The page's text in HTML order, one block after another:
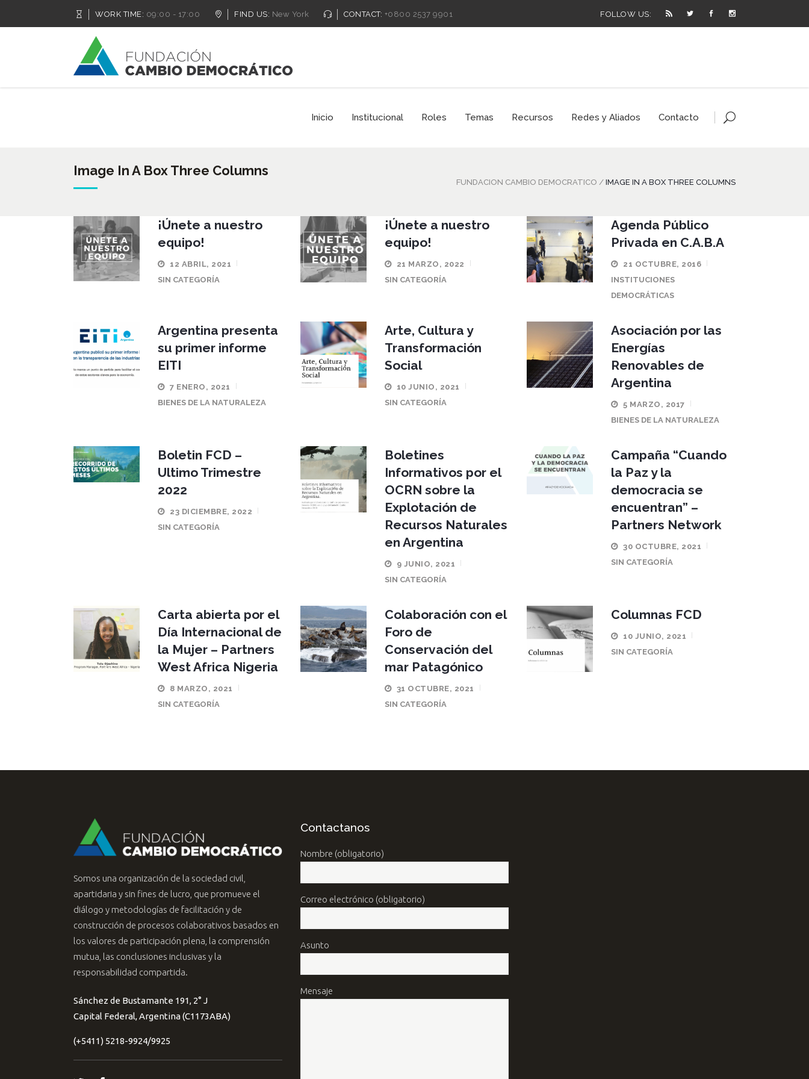
WORK TIME: 09:00 - 17:00 FIND US: New York CONTACT: +0800 2537 9901 FOLLOW US:
Inicio Institucional Roles Temas Recursos Redes y Aliados Contacto
Image In A Box Three Columns
FUNDACION CAMBIO DEMOCRATICO / IMAGE IN A BOX THREE COLUMNS
¡Únete a nuestro
equipo!
12 ABRIL, 2021
SIN CATEGORÍA
¡Únete a nuestro
equipo!
21 MARZO, 2022
SIN CATEGORÍA
Agenda Público
Privada en C.A.B.A
21 OCTUBRE, 2016
INSTITUCIONES
DEMOCRÁTICAS
Argentina presenta
su primer informe
EITI
7 ENERO, 2021
BIENES DE LA NATURALEZA
Arte, Cultura y
Transformación
Social
10 JUNIO, 2021
SIN CATEGORÍA
Asociación por las
Energías
Renovables de
Argentina
5 MARZO, 2017
BIENES DE LA NATURALEZA
Boletin FCD –
Ultimo Trimestre
2022
23 DICIEMBRE, 2022
SIN CATEGORÍA
Boletines
Informativos por el
OCRN sobre la
Explotación de
Recursos Naturales
en Argentina
9 JUNIO, 2021
SIN CATEGORÍA
Campaña “Cuando
la Paz y la
democracia se
encuentran” –
Partners Network
30 OCTUBRE, 2021
SIN CATEGORÍA
Carta abierta por el
Día Internacional de
la Mujer – Partners
West Africa Nigeria
8 MARZO, 2021
SIN CATEGORÍA
Colaboración con el
Foro de
Conservación del
mar Patagónico
31 OCTUBRE, 2021
SIN CATEGORÍA
Columnas FCD
10 JUNIO, 2021
SIN CATEGORÍA
Somos una organización de la sociedad civil,
apartidaria y sin fines de lucro, que promueve el
diálogo y metodologías de facilitación y de
construcción de procesos colaborativos basados en
los valores de participación plena, la comprensión
mutua, las conclusiones inclusivas y la
responsabilidad compartida.
Sánchez de Bustamante 191, 2° J
Capital Federal, Argentina (C1173ABA)
(+5411) 5218-9924/9925
Contactanos
Nombre (obligatorio)
Correo electrónico (obligatorio)
Asunto
Mensaje